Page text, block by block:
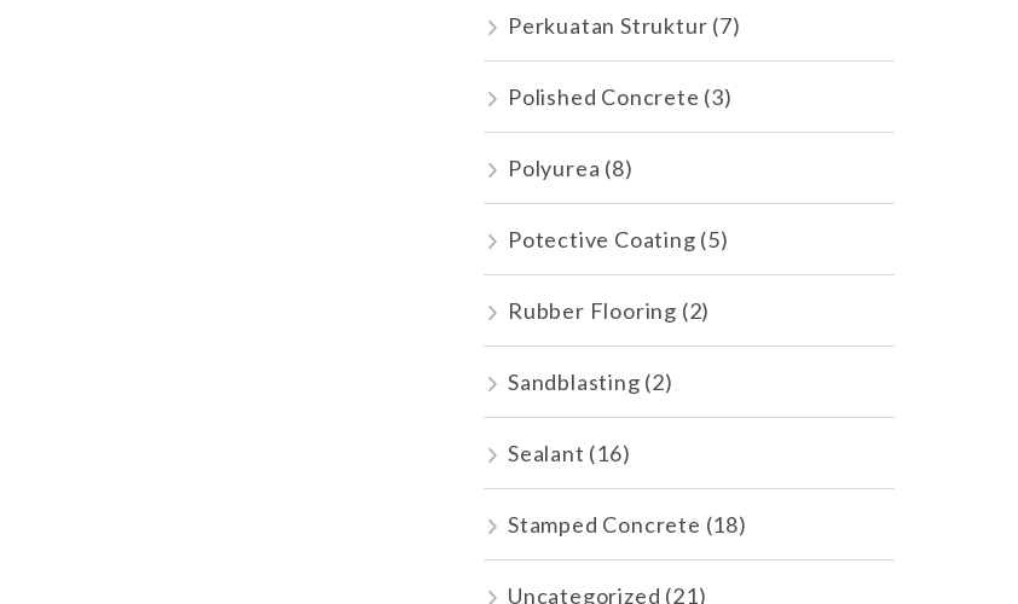
Perkuatan Struktur (7)
Polished Concrete (3)
Polyurea (8)
Potective Coating (5)
Rubber Flooring (2)
Sandblasting (2)
Sealant (16)
Stamped Concrete (18)
Uncategorized (21)